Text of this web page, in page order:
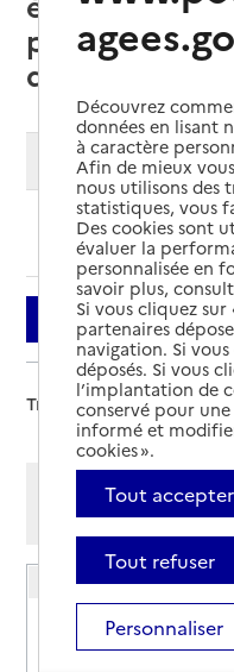
pour
dépendantes
Modifier ma
Filtrer
Trier par :
Afficher les résultats par:
Mode liste
Mode
EHPAD Résidence
Adresse
4 place du Champ de
87120-Eymoutiers
Découvrez
données en lisant
à caractère
Afin de mieux
nous utilisons des
statistiques, vous
Des cookies sont
évaluer la
personnalisée en
savoir plus,
Si vous cliquez
partenaires
navigation. Si
déposés. Si vous
l’implantation de
conservé pour
informé et
cookies ».
Tout accepter
Tout refuser
Personnaliser